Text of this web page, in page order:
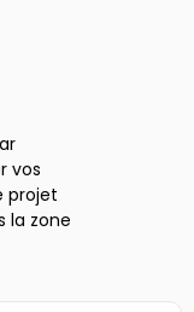
vos
projet
la zone